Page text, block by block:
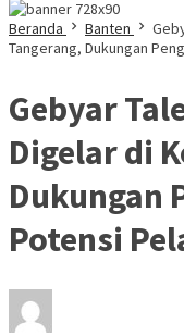
Beranda
Banten
Tangerang, Dukungan
Gebyar
Digelar di
Dukungan
Potensi